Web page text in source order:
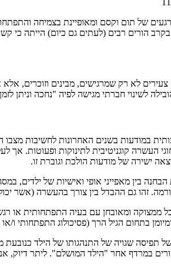
של תום וקסם ומאופיינת בצמיחה
הורים רבים (לעתים גם כיום) הייתה כי
צעירים לא רק שמרגישים, מבינים וזוכרים,
לפיה "נחכה וניתן לזמן לעשות את שלו עד גיל 4-3 שנים", למעבר לגישה שיש לאתר, להעריך,
במודעות בשנים האחרונות לחשיבות
העשרה קוגניטיבית לתינוקות ופעוטות.
ישירה של מודעות הולכת וגוברת זו.
בין מאפייני אופי ואישיות של ילדים,
זהו גם ההבדל בין צורך בהעשרה (אשר
ממצוקה ומאובחן עם בעיה התפתחותית או
בתחום הגיל הרך (פסיכולוג התפתחותי
תפיסה שגויה של התנהגותו של הילד
במרדף אחר "הילד המושלם". ליתר דיוק,